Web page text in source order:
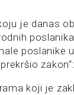
je danas
poslanike
zakon“:
koji je